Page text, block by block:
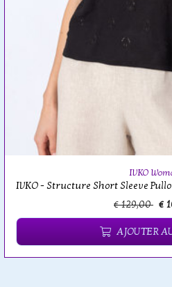
IVKO
IVKO - Structure Short Sleeve
€ 129,00 €
AJOUTER